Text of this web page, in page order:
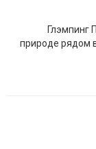
Глэмпинг
природе рядом